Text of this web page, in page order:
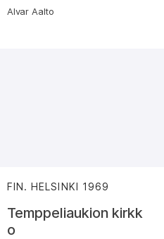
Alvar Aalto
FIN. HELSINKI 1969
Temppeliaukion kirkk
o